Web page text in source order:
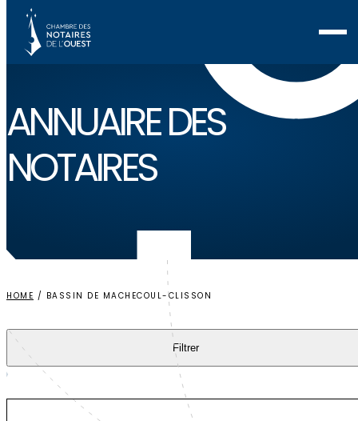
ANNUAIREDES
NOTAIRES
HOME / BASSIN DE MACHECOUL-CLISSON
Filtrer